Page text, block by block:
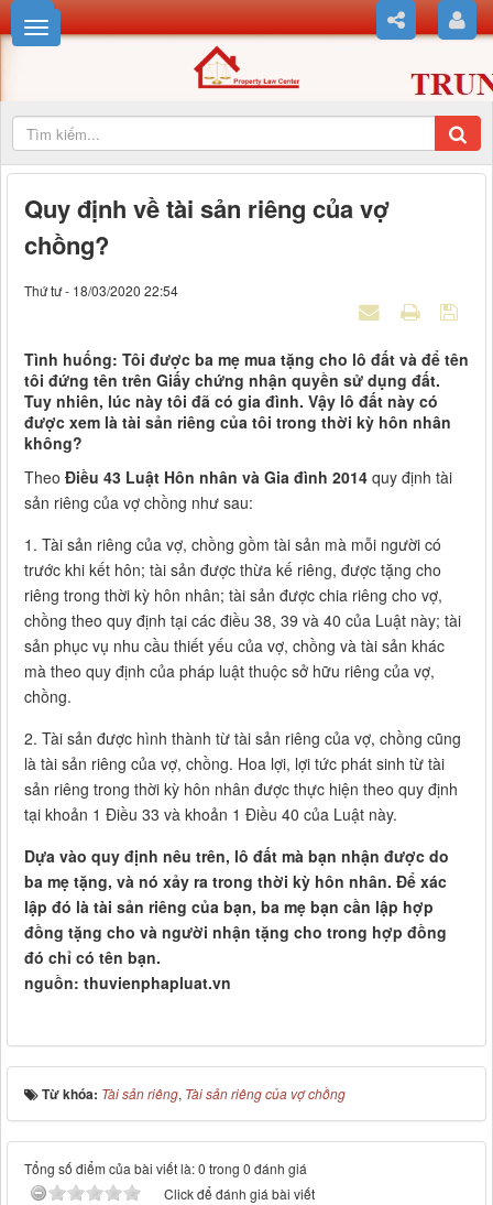
Quy định về tài sản riêng của vợ
chồng?
Thứ tư - 18/03/2020 22:54
Tình huống: Tôi được ba mẹ mua tặng cho lô đất và để tên
tôi đứng tên trên Giấy chứng nhận quyền sử dụng đất.
Tuy nhiên, lúc này tôi đã có gia đình. Vậy lô đất này có
được xem là tài sản riêng của tôi trong thời kỳ hôn nhân
không?
Theo Điều 43 Luật Hôn nhân và Gia đình 2014 quy định tài
sản riêng của vợ chồng như sau:
1. Tài sản riêng của vợ, chồng gồm tài sản mà mỗi người có
trước khi kết hôn; tài sản được thừa kế riêng, được tặng cho
riêng trong thời kỳ hôn nhân; tài sản được chia riêng cho vợ,
chồng theo quy định tại các điều 38, 39 và 40 của Luật này; tài
sản phục vụ nhu cầu thiết yếu của vợ, chồng và tài sản khác
mà theo quy định của pháp luật thuộc sở hữu riêng của vợ,
chồng.
2. Tài sản được hình thành từ tài sản riêng của vợ, chồng cũng
là tài sản riêng của vợ, chồng. Hoa lợi, lợi tức phát sinh từ tài
sản riêng trong thời kỳ hôn nhân được thực hiện theo quy định
tại khoản 1 Điều 33 và khoản 1 Điều 40 của Luật này.
Dựa vào quy định nêu trên, lô đất mà bạn nhận được do
ba mẹ tặng, và nó xảy ra trong thời kỳ hôn nhân. Để xác
lập đó là tài sản riêng của bạn, ba mẹ bạn cần lập hợp
đồng tặng cho và người nhận tặng cho trong hợp đồng
đó chỉ có tên bạn.
nguồn: thuvienphapluat.vn
Từ khóa: Tài sản riêng, Tài sản riêng của vợ chồng
Tổng số điểm của bài viết là: 0 trong 0 đánh giá
Click để đánh giá bài viết